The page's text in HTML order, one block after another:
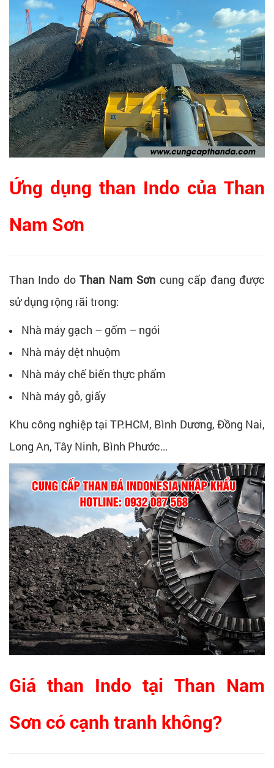
Ứng dụng than Indo của Than
Nam Sơn
Than Indo doThan Nam Sơn cung cấp đang được
sử dụng rộng rãi trong:
Nhà máy gạch – gốm – ngói
Nhà máy dệt nhuộm
Nhà máy chế biến thực phẩm
Nhà máy gỗ, giấy
Khu công nghiệp tại TP.HCM, Bình Dương, Đồng Nai,
Long An, Tây Ninh, Bình Phước…
Giá than Indo tại Than Nam
Sơn có cạnh tranh không?